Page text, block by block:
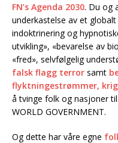
FN’s Agenda 2030. Du og
underkastelse av et
indoktrinering og
utvikling», «bevarelse av
«fred», selvfølgelig
falsk flagg terror samt
flyktningestrømmer,
å tvinge folk og nasjoner
WORLD GOVERNMENT.
Og dette har våre egne